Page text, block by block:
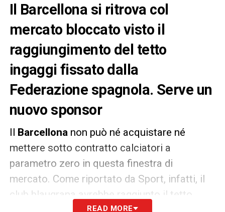
Il Barcellona si ritrova col
mercato bloccato visto il
raggiungimento del tetto
ingaggi fissato dalla
Federazione spagnola. Serve un
nuovo sponsor
Il Barcellona non può né acquistare né
mettere sotto contratto calciatori a
parametro zero in questa finestra di
mercato. Come riportato da Sport, infatti, il
club blaugrana avrebbe raggiunto il tetto
READ MORE